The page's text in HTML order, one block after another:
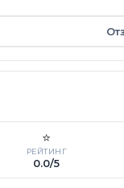
⭐
РЕЙТИНГ
0.0/5